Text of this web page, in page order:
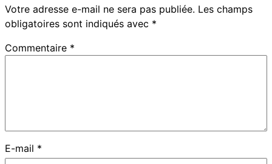
Votre adresse e-mail ne sera pas publiée. Les champs
obligatoires sont indiqués avec *
Commentaire *
E-mail *